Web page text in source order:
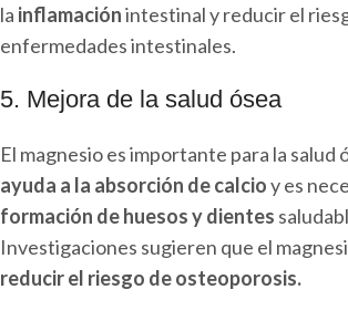
la inflamaciónintestinal y reducir el
enfermedades intestinales.
5. Mejora de la salud ósea
El magnesio es importante para la salud
ayuda a la absorción de calcioy es
formación de huesos y dientes
Investigaciones sugieren que el
reducir el riesgo de osteoporosis.